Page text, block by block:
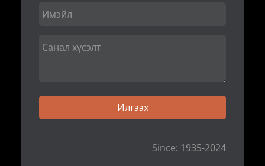
Since: 1935-2024